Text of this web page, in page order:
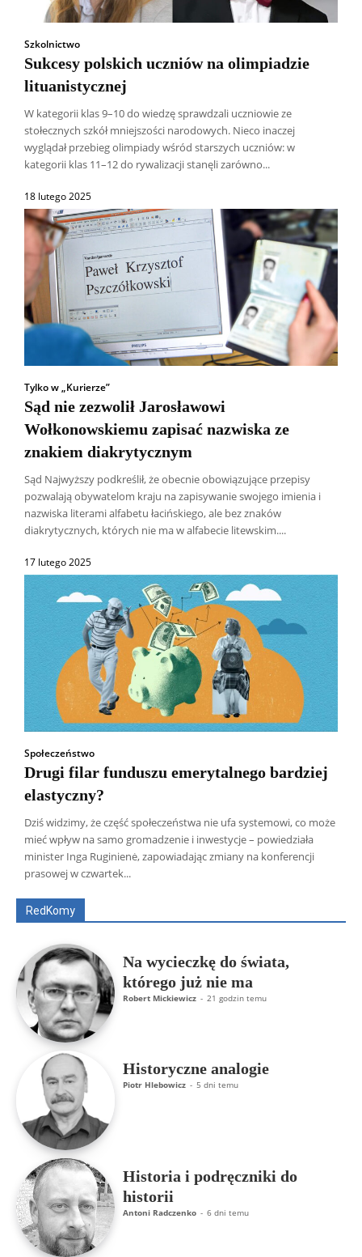
Szkolnictwo
Sukcesy polskich uczniów na olimpiadzie
lituanistycznej
W kategorii klas 9–10 do wiedzę sprawdzali uczniowie ze
stołecznych szkół mniejszości narodowych. Nieco inaczej
wyglądał przebieg olimpiady wśród starszych uczniów: w
kategorii klas 11–12 do rywalizacji stanęli zarówno...
18 lutego 2025
Tylko w „Kurierze”
Sąd nie zezwolił Jarosławowi
Wołkonowskiemu zapisać nazwiska ze
znakiem diakrytycznym
Sąd Najwyższy podkreślił, że obecnie obowiązujące przepisy
pozwalają obywatelom kraju na zapisywanie swojego imienia i
nazwiska literami alfabetu łacińskiego, ale bez znaków
diakrytycznych, których nie ma w alfabecie litewskim....
17 lutego 2025
Społeczeństwo
Drugi filar funduszu emerytalnego bardziej
elastyczny?
Dziś widzimy, że część społeczeństwa nie ufa systemowi, co może
mieć wpływ na samo gromadzenie i inwestycje – powiedziała
minister Inga Ruginienė, zapowiadając zmiany na konferencji
prasowej w czwartek...
RedKomy
Wszyscy Aleksander Borowik
Antoni Radczenko
Artur Płokszto
Grzegorz Górny
ks. Jarosław Wąsowicz SDB
Na wycieczkę do świata,
którego już nie ma
Robert Mickiewicz - 21 godzin temu
Historyczne analogie
Piotr Hlebowicz - 5 dni temu
Historia i podręczniki do
historii
Antoni Radczenko - 6 dni temu